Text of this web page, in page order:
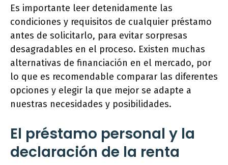
Es importante leer detenidamente las
condiciones y requisitos de cualquier préstamo
antes de solicitarlo, para evitar sorpresas
desagradables en el proceso. Existen muchas
alternativas de financiación en el mercado, por
lo que es recomendable comparar las diferentes
opciones y elegir la que mejor se adapte a
nuestras necesidades y posibilidades.
El préstamo personal y la
declaración de la renta